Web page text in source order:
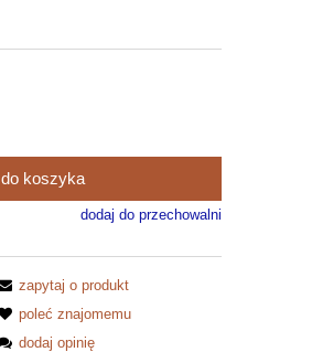
do koszyka
dodaj do przechowalni
zapytaj o produkt
poleć znajomemu
dodaj opinię